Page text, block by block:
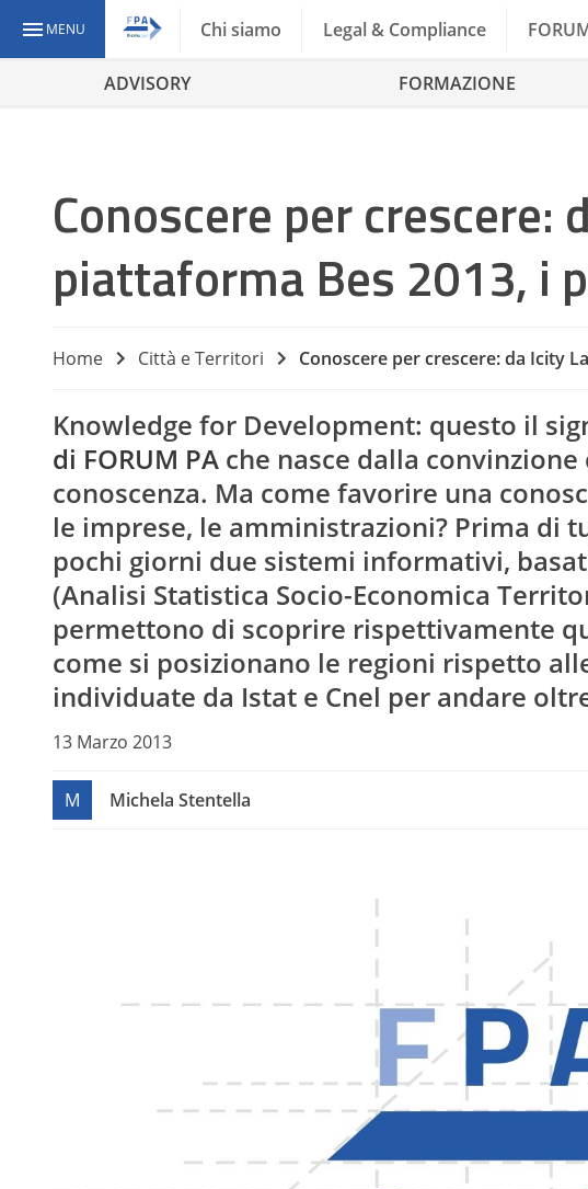
MENU Chi siamo Legal & Compliance
ADVISORY FORMAZIONE
Conoscere per crescere:
piattaforma Bes 2013, i
Home Città e Territori Conoscere per crescere: da Icity
Knowledge for Development: questo il
di FORUM PA che nasce dalla
conoscenza. Ma come favorire una
le imprese, le amministrazioni? Prima di
pochi giorni due sistemi informativi,
(Analisi Statistica Socio-Economica
permettono di scoprire rispettivamente
come si posizionano le regioni rispetto
individuate da Istat e Cnel per andare
13 Marzo 2013
M Michela Stentella